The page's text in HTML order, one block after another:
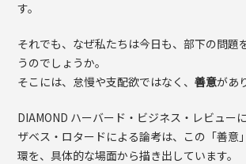
す。
それでも、なぜ私たちは今日も、部下の問題
うのでしょうか。
そこには、怠慢や支配欲ではなく、善意があ
DIAMOND ハーバード・ビジネス・レビュー
ザベス・ロタードによる論考は、この「善意
環を、具体的な場面から描き出しています。